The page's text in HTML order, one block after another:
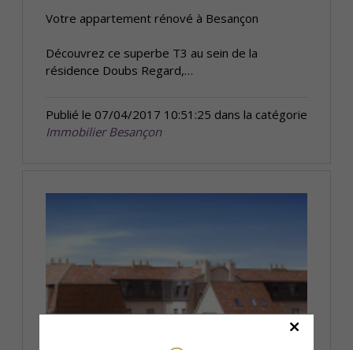
Votre appartement rénové à Besançon
Découvrez ce superbe T3 au sein de la
résidence Doubs Regard,…
Publié le 07/04/2017 10:51:25 dans la catégorie
Immobilier Besançon